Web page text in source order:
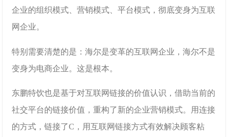
企业的组织模式、营销模式、平台模式，彻底变身为互联
网企业。
特别需要清楚的是：海尔是变革的互联网企业，海尔不是
变身为电商企业。这是根本。
东鹏特饮也是基于对互联网链接的价值认识，借助当前的
社交平台的链接价值，重构了新的企业营销模式。用连接
的方式，链接了C，用互联网链接方式有效解决顾客粘